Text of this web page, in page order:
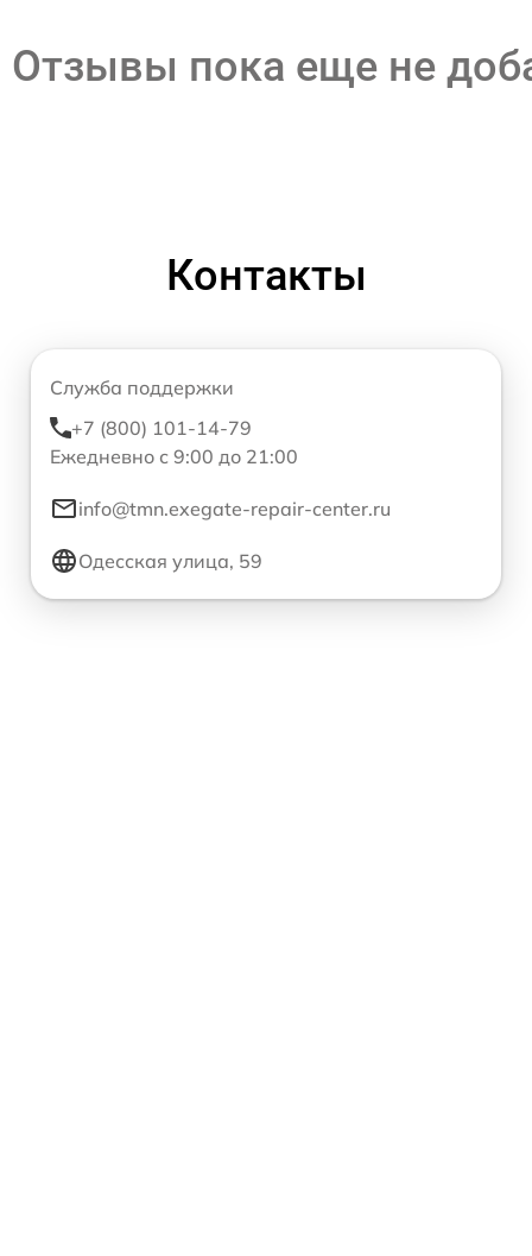
Отзывы пока еще не
Контакты
Служба поддержки
+7 (800) 101-14-79
Ежедневно с 9:00 до 21:00
info@tmn.exegate-repair-center.ru
Одесская улица, 59